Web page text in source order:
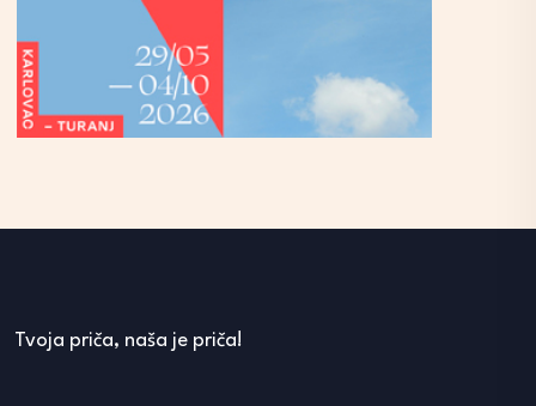
Tvoja priča, naša je priča!